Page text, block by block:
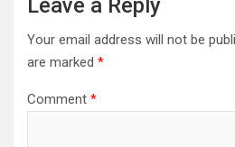
Leave a Reply
Your email address will not be
are marked *
Comment *